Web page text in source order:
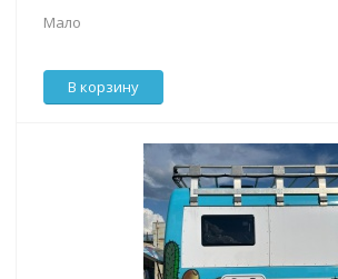
Мало
В корзину